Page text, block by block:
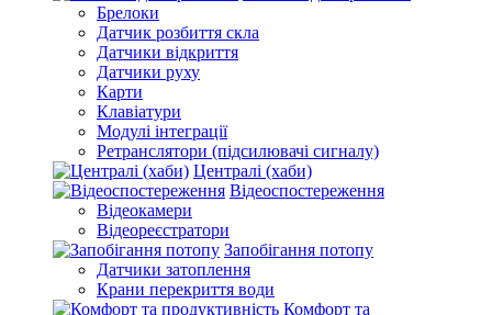
Брелоки
Датчик розбиття скла
Датчики відкриття
Датчики руху
Карти
Клавіатури
Модулі інтеграції
Ретранслятори (підсилювачі сигналу)
Централі (хаби)
Відеоспостереження
Відеокамери
Відеореєстратори
Запобігання потопу
Датчики затоплення
Крани перекриття води
Комфорт та